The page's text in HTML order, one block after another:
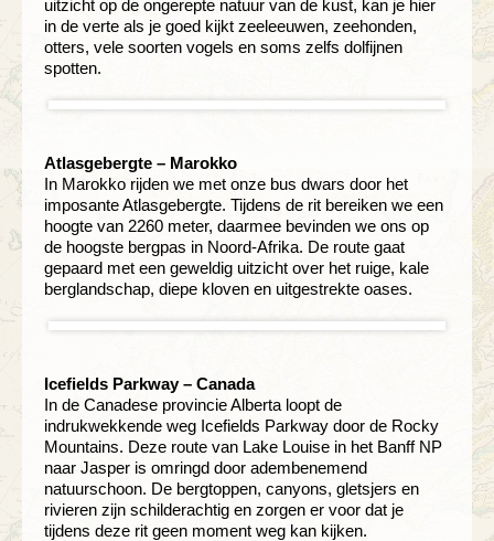
uitzicht op de ongerepte natuur van de kust, kan je hier
in de verte als je goed kijkt zeeleeuwen, zeehonden,
otters, vele soorten vogels en soms zelfs dolfijnen
spotten.
Atlasgebergte – Marokko
In Marokko rijden we met onze bus dwars door het
imposante Atlasgebergte. Tijdens de rit bereiken we een
hoogte van 2260 meter, daarmee bevinden we ons op
de hoogste bergpas in Noord-Afrika. De route gaat
gepaard met een geweldig uitzicht over het ruige, kale
berglandschap, diepe kloven en uitgestrekte oases.
Icefields Parkway – Canada
In de Canadese provincie Alberta loopt de
indrukwekkende weg Icefields Parkway door de Rocky
Mountains. Deze route van Lake Louise in het Banff NP
naar Jasper is omringd door adembenemend
natuurschoon. De bergtoppen, canyons, gletsjers en
rivieren zijn schilderachtig en zorgen er voor dat je
tijdens deze rit geen moment weg kan kijken.